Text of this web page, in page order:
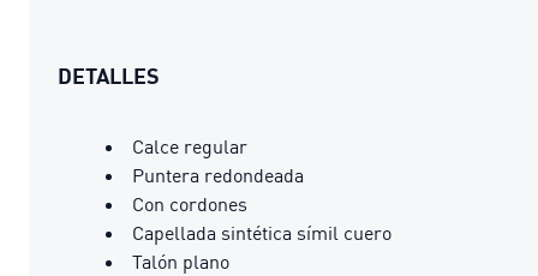
DETALLES
Calce regular
Puntera redondeada
Con cordones
Capellada sintética símil cuero
Talón plano